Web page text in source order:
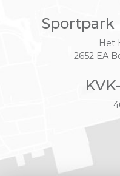
Sportpark
Het
2652 EA